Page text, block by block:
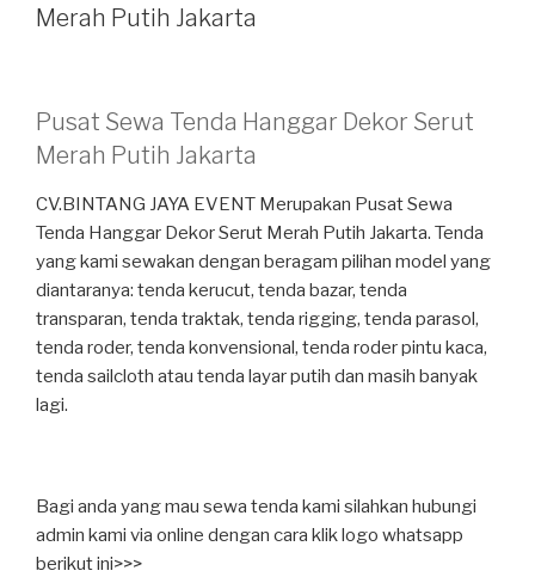
Merah Putih Jakarta
Pusat Sewa Tenda Hanggar Dekor Serut
Merah Putih Jakarta
CV.BINTANG JAYA EVENT Merupakan Pusat Sewa
Tenda Hanggar Dekor Serut Merah Putih Jakarta. Tenda
yang kami sewakan dengan beragam pilihan model yang
diantaranya: tenda kerucut, tenda bazar, tenda
transparan, tenda traktak, tenda rigging, tenda parasol,
tenda roder, tenda konvensional, tenda roder pintu kaca,
tenda sailcloth atau tenda layar putih dan masih banyak
lagi.
Bagi anda yang mau sewa tenda kami silahkan hubungi
admin kami via online dengan cara klik logo whatsapp
berikut ini>>>